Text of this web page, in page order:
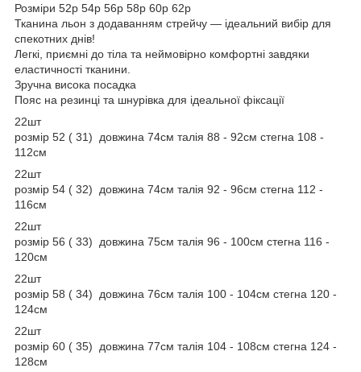
Розміри 52р 54р 56р 58р 60р 62р
Тканина льон з додаванням стрейчу — ідеальний вибір для
спекотних днів!
Легкі, приємні до тіла та неймовірно комфортні завдяки
еластичності тканини.
Зручна висока посадка
Пояс на резинці та шнурівка для ідеальної фіксації
22шт
розмір 52 ( 31) довжина 74см талія 88 - 92см стегна 108 -
112см
22шт
розмір 54 ( 32) довжина 74см талія 92 - 96см стегна 112 -
116см
22шт
розмір 56 ( 33) довжина 75см талія 96 - 100см стегна 116 -
120см
22шт
розмір 58 ( 34) довжина 76см талія 100 - 104см стегна 120 -
124см
22шт
розмір 60 ( 35) довжина 77см талія 104 - 108см стегна 124 -
128см